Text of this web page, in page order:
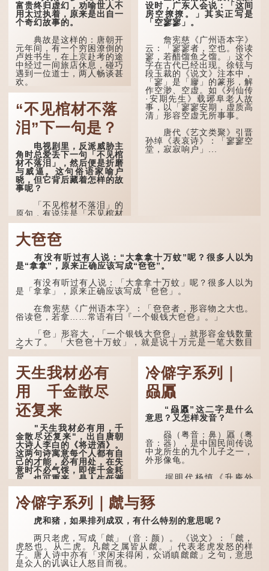
也说：「知者不惑，仁者不
忧，勇者不惧。」「知」与
智慧的「智」相通，四十岁
的男人应已累积足够智慧，
不再对自己的人生感到困
惑、忧虑与恐惧。
到了五十岁，...
达壮年，所以又称「弱
冠」。 《礼记·曲礼》明确
记载：「人生十年曰幼，
学；二十曰弱，冠；三十曰
壮，有室。」这说明三十
岁...
富贵终归虚幻，劝喻世人不
用太过执着，原来是出自一
个奇幻故事的。
典故是这样的：唐朝开
元年间，有一个穷困潦倒的
卢姓书生，在上京赴考的途
中经过一间旅店休息，碰巧
遇到一位道士，两人畅谈甚
欢。
言谈间，卢姓书生感慨
自己虽贵为读书人，但一直
未能考取功名，仍然贫困，
感到十分落泊。于是，道士
拿出一个青瓷枕头，让卢姓
书生睡一睡，便能满足他希
望得到荣华富贵的愿望。
这时，...
“不见棺材不落
泪”下一句是？
电视剧里，反派威胁主
角时总爱丢下一句「不见棺
材不落泪」，然后便是折磨
与威逼。这句俗语家喻户
晓，但它背后藏着怎样的故
事呢？
「不见棺材不落泪」的
原句，有说法是「不见棺材
不下泪」或「不见亲棺不下
泪」，出自明朝兰陵笑笑生
所著的《金瓶梅词话》第九
十八回。原意是指人未亲眼
见到亲人棺木，便不会真正
感到悲伤；后来引申为比喻
人执迷不悟，不到彻底失
败，便不肯罢休。
许多人对这上半句耳熟
能详，但它其实还有下半句
——「不到黄河心不死」...
设时，广东人会说：「这间
房空撩撩。」其实正写是
「空寥寥」。
詹宪慈《广州语本字》
云：「寥寥者，空也。俗读
寥，若醋馏鱼之馏。」这个
字在古代已经出现。徐铉与
段玉裁的《说文》注本中，
「寥」是「廫」的篆形，解
作空渺、空虚。如《列仙传
·安期先生》载琊阜老人故
事，以「寥寥安期，虚质高
清」形容空虚无所事事。
唐代《艺文类聚》引晋
孙绰《表哀诗》：「寥寥空
堂，寂寂响户」...
大夿夿
有没有听过有人说：“大拿拿十万蚊”呢？很多人以为
是“拿拿”，原来正确应该写成“夿夿”。
有没有听过有人说：「大拿拿十万蚊」呢？很多人以为
是「拿拿」，原来正确应该写成「夿夿」。
在詹宪慈《广州语本字》：「夿夿者，形容物之大也。
俗读夿，若拿……常语有曰『一个银钱大夿夿』。」
「夿」形​​容大，「一个银钱大夿夿」，就形容金钱数量
之大了。 「大夿夿十万蚊」，就是说十万元是一笔大数目
了。...
天生我材必有
用 千金散尽
还复来
"天生我材必有用，千
金散尽还复来"，出自唐朝
大诗人李白的《将进酒》。
这两句诗寓意每个人都有自
己的才能，必有用处，在失
意时不必气馁，即使千金耗
尽，也可重来，是人生低潮
时激励向上的名句。
原诗写道："人生得意
须尽欢，莫使金樽空对月。
天生我材必有用，千金散尽
会须一饮三百杯。" 意思是
说：上天给了我才能，必然
有用到的地方；即使千金散
去，也终会重新得到。
冷僻字系列｜
赑屭
“赑屭”这二字是什么
意思？又怎样发音？
赑（粤音：鼻）屭（粤
音：器），是中国民间传说
中龙所生的九个儿子之一，
外形像龟。
据明代杨慎《升庵外
集》记载，龙生九子的次序
排列为：赑屭、螭吻、蒲
牢、狴犴、饕餮、蚣蝮、睚
眦、狻猊、椒图（此为其中
一种说法）。
龙九子外形与能力各有
不同，其中，赑屭原形像
龟，因为能负重，多作为碑
座，有“碑下...
冷僻字系列｜虤与豩
虎和猪，如果排列成双，有什么特别的意思呢？
两只老虎，写成「虤」（音：颜）。 《说文》：「虤，
虎怒也。从二虎。凡虤之属皆从虤。」代表老虎发怒的样
子。唐人诗中亦有「求闲未得闲，众诮瞋虤虤」之句，意思
是众人的讥讽让人怒目而视。